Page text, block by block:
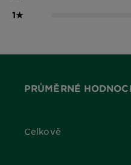
1★
PRŮMĚRNÉ
Celkově
0,0 out of 5 stars